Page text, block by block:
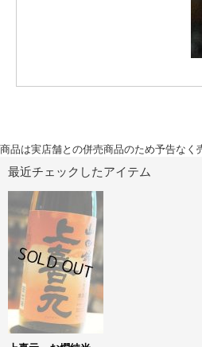
商品は実店舗との併売商品のため予告なく
最近チェックしたアイテム